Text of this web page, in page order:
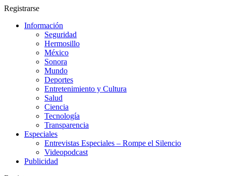
Registrarse
Información
Seguridad
Hermosillo
México
Sonora
Mundo
Deportes
Entretenimiento y Cultura
Salud
Ciencia
Tecnología
Transparencia
Especiales
Entrevistas Especiales – Rompe el Silencio
Videopodcast
Publicidad